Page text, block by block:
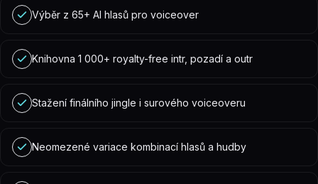
Výběr z 65+ AI hlasů pro voiceover
Knihovna 1 000+ royalty-free intr, pozadí a outr
Stažení finálního jingle i surového voiceoveru
Neomezené variace kombinací hlasů a hudby